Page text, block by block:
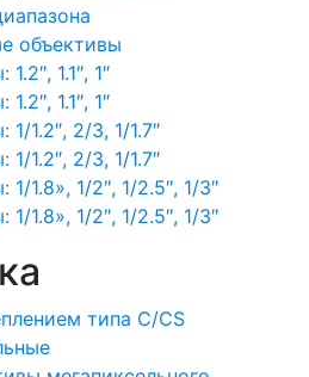
объективы
1.1″, 1″
1.1″, 1″
1.2″, 2/3, 1/1.7″
1.2″, 2/3, 1/1.7″
1.8», 1/2″, 1/2.5″, 1/3″
1.8», 1/2″, 1/2.5″, 1/3″
типа C/CS